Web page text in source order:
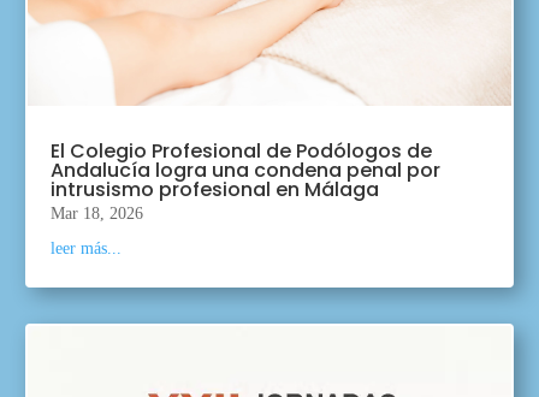
El Colegio Profesional de Podólogos de
Andalucía logra una condena penal por
intrusismo profesional en Málaga
Mar 18, 2026
leer más...